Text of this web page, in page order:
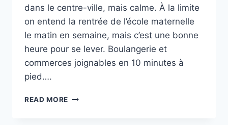
dans le centre-ville, mais calme. À la limite
on entend la rentrée de l’école maternelle
le matin en semaine, mais c’est une bonne
heure pour se lever. Boulangerie et
commerces joignables en 10 minutes à
pied….
READ MORE CAMPING